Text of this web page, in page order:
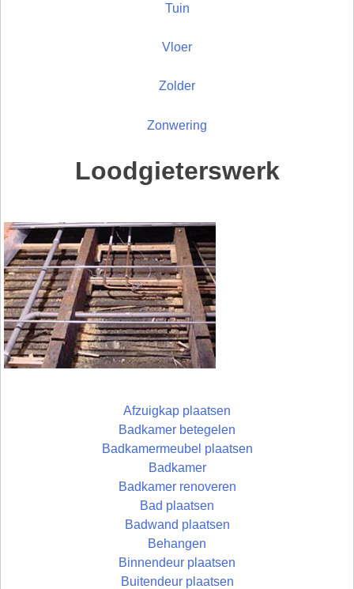
Tuin
Vloer
Zolder
Zonwering
Loodgieterswerk
Afzuigkap plaatsen
Badkamer betegelen
Badkamermeubel plaatsen
Badkamer
Badkamer renoveren
Bad plaatsen
Badwand plaatsen
Behangen
Binnendeur plaatsen
Buitendeur plaatsen